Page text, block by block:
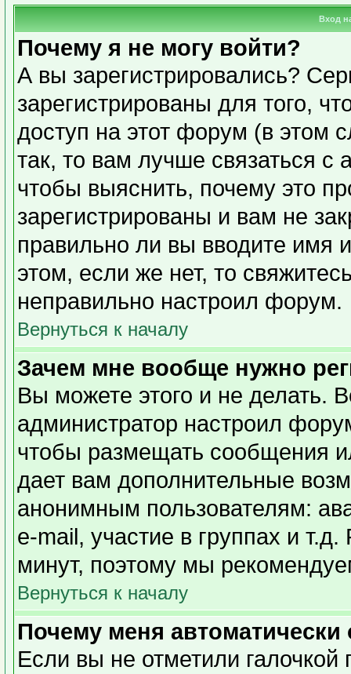
Вход
Почему я не могу войти?
А вы зарегистрировались?
зарегистрированы для того,
доступ на этот форум (в этом
так, то вам лучше связаться
чтобы выяснить, почему это
зарегистрированы и вам не
правильно ли вы вводите
этом, если же нет, то
неправильно настроил форум.
Вернуться к началу
Зачем мне вообще нужно
Вы можете этого и не делать.
администратор настроил
чтобы размещать сообщения
дает вам дополнительные
анонимным пользователям:
e-mail, участие в группах и
минут, поэтому мы
Вернуться к началу
Почему меня автоматически
Если вы не отметили галочкой